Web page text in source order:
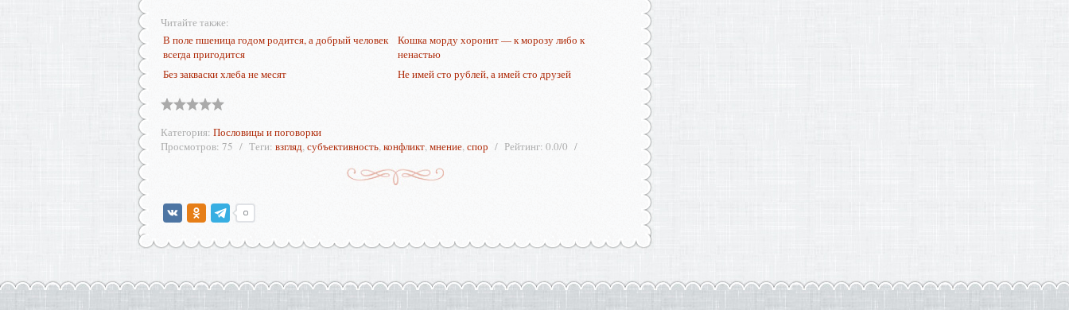
Читайте также:
В поле пшеница годом родится, а добрый человек
всегда пригодится
Кошка морду хоронит — к морозу либо к
ненастью
Без закваски хлеба не месят
Не имей сто рублей, а имей сто друзей
Категория: Пословицы и поговорки
Просмотров: 75 Теги: взгляд,субъективность,конфликт,мнение,спор Рейтинг: 0.0/0